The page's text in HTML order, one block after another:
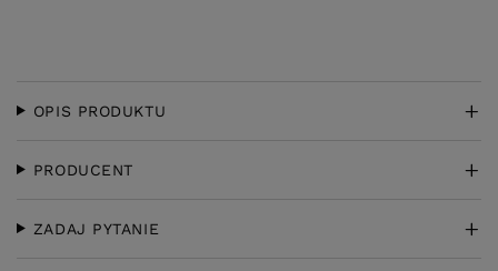
OPIS PRODUKTU
PRODUCENT
ZADAJ PYTANIE